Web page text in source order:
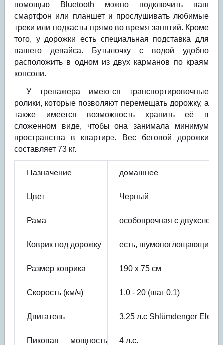
помощью Bluetooth можно подключить ваш
смартфон или планшет и прослушивать любимые
треки или подкасты прямо во время занятий. Кроме
того, у дорожки есть специальная подставка для
вашего девайса. Бутылочку с водой удобно
расположить в одном из двух карманов по краям
консоли.
У тренажера имеются транспортировочные
ролики, которые позволяют перемещать дорожку, а
также имеется возможность хранить её в
сложенном виде, чтобы она занимала минимум
пространства в квартире. Вес беговой дорожки
составляет 73 кг.
Назначение домашнее
Цвет Черный
Рама особопрочная с
Коврик под дорожку есть, шумопоглощающий
Размер коврика 190 х 75 см
Скорость (км/ч) 1.0 - 20 (шаг 0.1)
Двигатель 3.25 л.с Shlümdenger
Пиковая мощность 4 л.с.